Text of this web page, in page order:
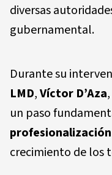
diversas
gubernamental.
Durante su
LMD,Víctor D’Aza
un paso
crecimiento de los